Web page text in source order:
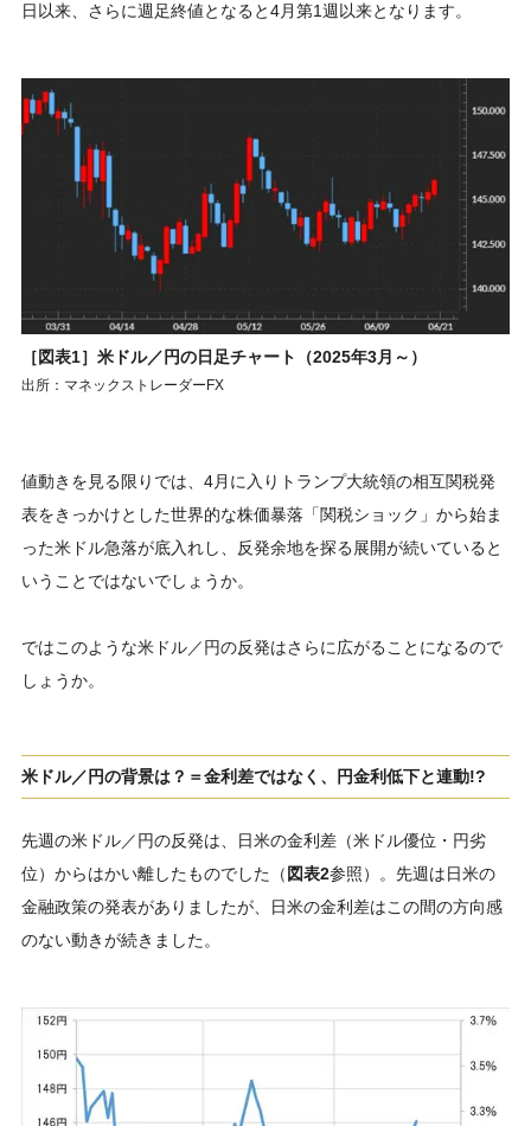
日以来、さらに週足終値となると4月第1週以来となります。
［図表1］米ドル／円の日足チャート（2025年3月～）
出所：マネックストレーダーFX
値動きを見る限りでは、4月に入りトランプ大統領の相互関税発
表をきっかけとした世界的な株価暴落「関税ショック」から始ま
った米ドル急落が底入れし、反発余地を探る展開が続いていると
いうことではないでしょうか。
ではこのような米ドル／円の反発はさらに広がることになるので
しょうか。
米ドル／円の背景は？＝金利差ではなく、円金利低下と連動!?
先週の米ドル／円の反発は、日米の金利差（米ドル優位・円劣
位）からはかい離したものでした（ 図表2参照）。先週は日米の
金融政策の発表がありましたが、日米の金利差はこの間の方向感
のない動きが続きました。